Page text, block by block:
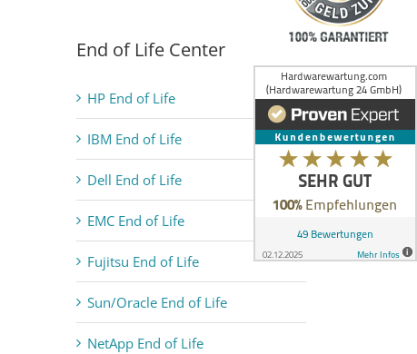
End of Life Center
HP End of Life
IBM End of Life
Dell End of Life
EMC End of Life
Fujitsu End of Life
Sun/Oracle End of Life
NetApp End of Life